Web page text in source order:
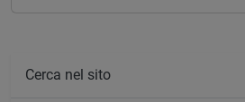
Cerca nel sito